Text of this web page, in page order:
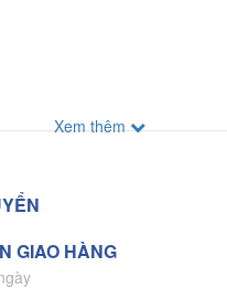
Xem thêm
GIAO HÀNG